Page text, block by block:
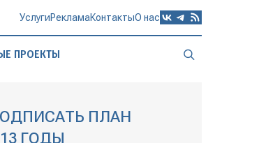
УслугиРекламаКонтактыО нас
ПРОЕКТЫ
ПЛАН
ГОДЫ